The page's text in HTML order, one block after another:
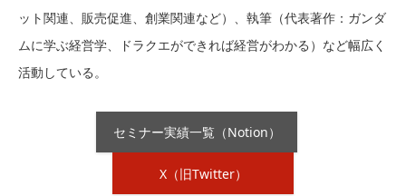
ット関連、販売促進、創業関連など）、執筆（代表著作：ガンダ
ムに学ぶ経営学、ドラクエができれば経営がわかる）など幅広く
活動している。
セミナー実績一覧（Notion）
X（旧Twitter）